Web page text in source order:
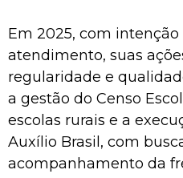
Em 2025, com
atendimento, suas
regularidade e
a gestão do Censo
escolas rurais e a
Auxílio Brasil, com
acompanhamento da